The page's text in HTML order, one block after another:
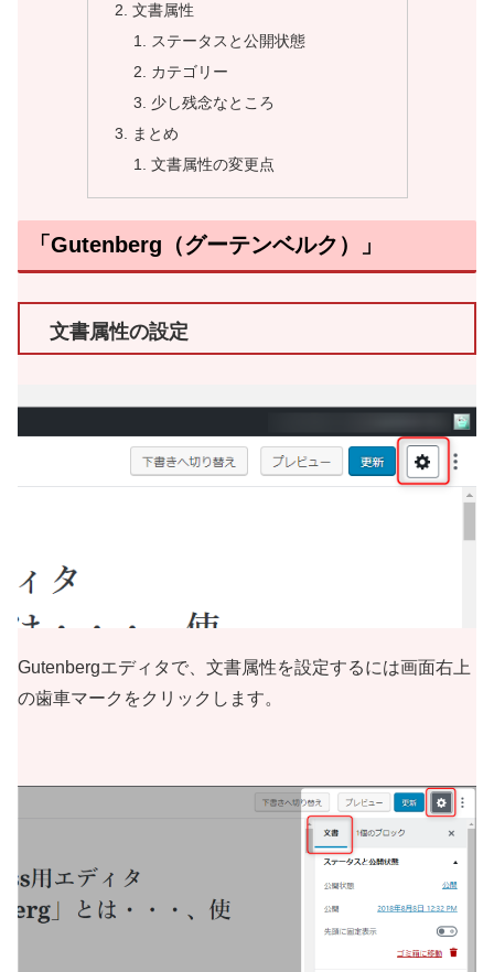
文書属性
ステータスと公開状態
カテゴリー
少し残念なところ
まとめ
文書属性の変更点
「Gutenberg（グーテンベルク）」
文書属性の設定
Gutenbergエディタで、文書属性を設定するには画面右上
の歯車マークをクリックします。